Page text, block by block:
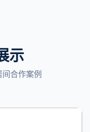
示
合作案例